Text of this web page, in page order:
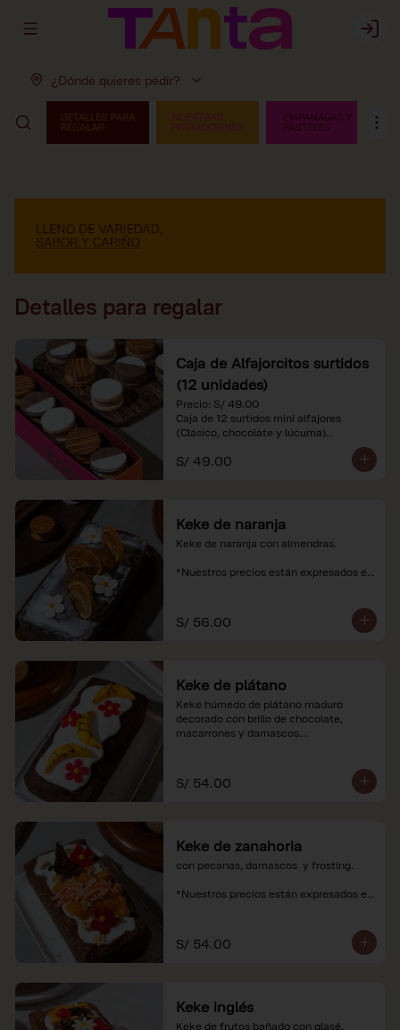
Abrir menu de navegación Login
¿Dónde quieres pedir?
Detalles para regalar
Caja de Alfajorcitos surtidos
(12 unidades)
Precio: S/ 49.00
Caja de 12 surtidos mini alfajores
(Clásico, chocolate y lúcuma)
*Nuestros precios están expresados en
S/ 49.00
Keke de naranja
Keke de naranja con almendras.
*Nuestros precios están expresados en
S/ 56.00
Keke de plátano
Keke húmedo de plátano maduro
decorado con brillo de chocolate,
macarrones y damascos.
soles e incluyen impuestos de ley y
recargo al consumo.
S/ 54.00
Keke de zanahoria
con pecanas, damascos  y frosting.
*Nuestros precios están expresados en
S/ 54.00
Keke inglés
Keke de frutos bañado con glasé.